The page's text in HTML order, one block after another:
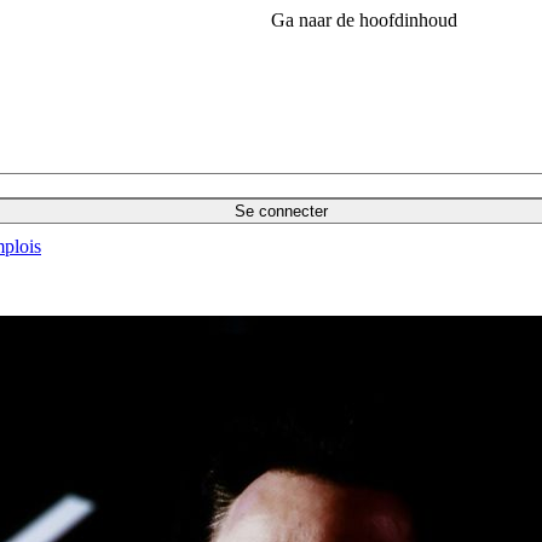
Ga naar de hoofdinhoud
Se connecter